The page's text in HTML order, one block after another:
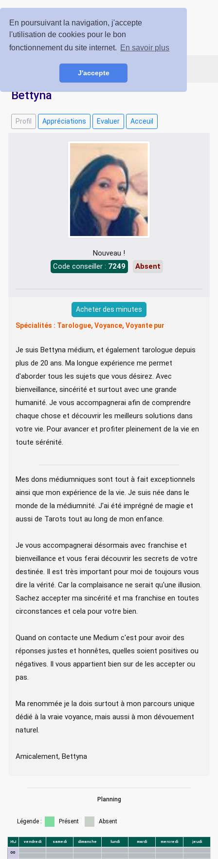
En poursuivant la navigation, j'accepte
l'utilisation de cookies pour le bon
fonctionnement du site internet. En savoir plus
J'accepte
Voyance Prestige
ESPACE CLIENT INSCRIPTION GRATUITE
Bettyna
Profil Appréciations Evaluer Acceuil
Nouveau !
Code conseiller : 7249 Absent
Acheter des minutes
Spécialités : Tarologue, Voyance, Voyante pur
Je suis Bettyna médium, et également tarologue depuis
plus de 20 ans. Ma longue expérience me permet
d'aborder tous les sujets que vous désirez. Avec
bienveillance, sincérité et surtout avec une grande
humanité. Je vous accompagnerai afin de comprendre
chaque chose et découvrir les meilleurs solutions dans
votre vie. Pour avancer et profiter pleinement de la vie en
toute sérénité.
Mes dons médiumniques sont tout à fait exceptionnels
ainsi que mon expérience de la vie. Je suis née dans le
monde de la médiumnité. J'ai été imprégné de magie et
aussi de Tarots tout au long de mon enfance.
Je vous accompagnerai désormais avec franchise et
bienveillance et vous ferai découvrir les secrets de votre
destinée. Il est très important pour moi de toujours vous
dire la vérité. Car la complaisance ne serait qu'une illusion.
Sachez accepter ma sincérité et ma franchise en toutes
circonstances et cela pour votre bien.
Quand on contacte une Medium c'est pour avoir des
réponses justes et honnêtes, quelles soient positives ou
négatives. Il vous appartient bien sur de les accepter ou
pas.
Ma renommée je la dois surtout à mon parcours unique
dédié à la vraie voyance, mais aussi à mon dévouement
naturel.
Amicalement, Bettyna
Planning
Légende : Présent Absent
H\J vendredi samedi dimanche lundi mardi mercredi jeudi
00